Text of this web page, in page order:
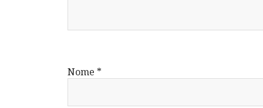
Nome *